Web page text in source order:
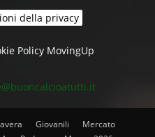
della privacy
Policy MovingUp
Giovanili
Mercato